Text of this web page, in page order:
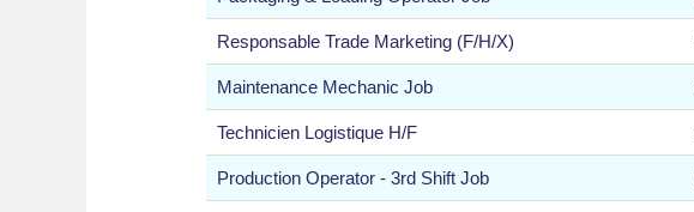
Responsable Trade Marketing (F/H/X)
Maintenance Mechanic Job
Technicien Logistique H/F
Production Operator - 3rd Shift Job